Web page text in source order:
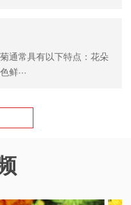
通常具有以下特点：花朵
鲜···